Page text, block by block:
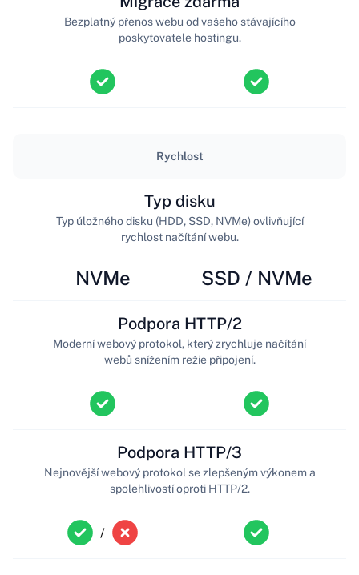
Bezplatný přenos webu od vašeho stávajícího
poskytovatele hostingu.
Rychlost
NVMe
Typ disku
Typ úložného disku (HDD, SSD, NVMe) ovlivňující
rychlost načítání webu.
SSD / NVMe
Podpora HTTP/2
Moderní webový protokol, který zrychluje načítání
webů snížením režie připojení.
/
Podpora HTTP/3
Nejnovější webový protokol se zlepšeným výkonem a
spolehlivostí oproti HTTP/2.